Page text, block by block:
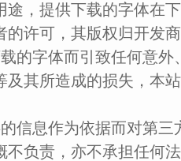
途，提供下载的字体在
的许可，其版权归开发
的字体而引致任何意
及其所造成的损失，本
信息作为依据而对第
不负责，亦不承担任何